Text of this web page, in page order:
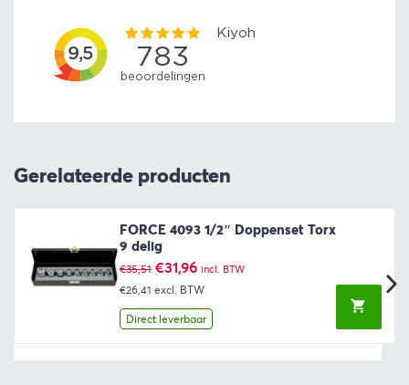
Gerelateerde producten
FORCE 4093 1/2″ Doppenset Torx
9 delig
€35,51 Oorspronkelijke
prijs
was:
€35,51.
€31,96Huidige
prijs
is:
€31,96.
incl. BTW
€26,41 excl. BTW
Direct leverbaar